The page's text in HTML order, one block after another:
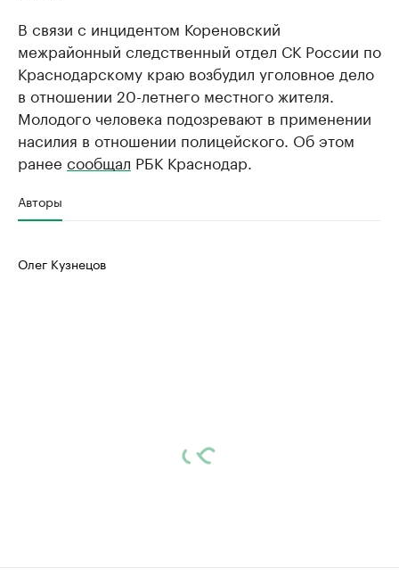
В связи с инцидентом Кореновский
межрайонный следственный отдел СК России по
Краснодарскому краю возбудил уголовное дело
в отношении 20-летнего местного жителя.
Молодого человека подозревают в применении
насилия в отношении полицейского. Об этом
ранее сообщал РБК Краснодар.
Авторы
Олег Кузнецов